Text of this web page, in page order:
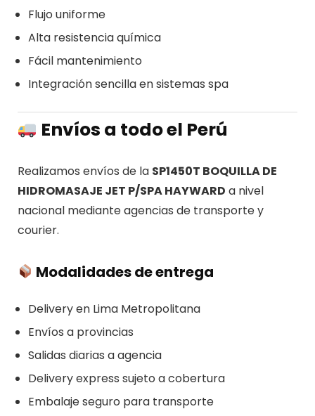
Flujo uniforme
Alta resistencia química
Fácil mantenimiento
Integración sencilla en sistemas spa
Envíos a todo el Perú
Realizamos envíos de la SP1450T BOQUILLA DE
HIDROMASAJE JET P/SPA HAYWARD a nivel
nacional mediante agencias de transporte y
courier.
Modalidades de entrega
Delivery en Lima Metropolitana
Envíos a provincias
Salidas diarias a agencia
Delivery express sujeto a cobertura
Embalaje seguro para transporte